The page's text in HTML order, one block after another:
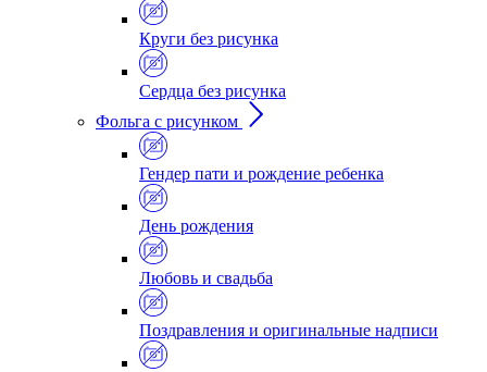
Круги без рисунка
Сердца без рисунка
Фольга с рисунком
Гендер пати и рождение ребенка
День рождения
Любовь и свадьба
Поздравления и оригинальные надписи